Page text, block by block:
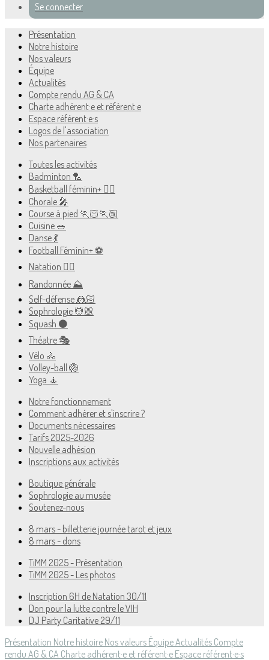
Se connecter
Présentation
Notre histoire
Nos valeurs
Équipe
Actualités
Compte rendu AG & CA
Charte adhérent·e et référent·e
Espace référent·e·s
Logos de l'association
Nos partenaires
Toutes les activités
Badminton 🏸
Basketball féminin+ ⛹🏻
Chorale 🎤
Course à pied 🏃🏻🏃🏼
Cuisine 🥗
Danse 💃
Football Féminin+ ⚽️
Natation 🏊🏻
Randonnée ⛰
Self-défense 🤼🏻
Sophrologie 💆🏼
Squash ⚫️
Théatre 🎭
Vélo 🚴
Volley-ball 🏐
Yoga 🧘
Notre fonctionnement
Comment adhérer et s'inscrire ?
Documents nécessaires
Tarifs 2025-2026
Nouvelle adhésion
Inscriptions aux activités
Boutique générale
Sophrologie au musée
Soutenez-nous
8 mars - billetterie journée tarot et jeux
8 mars - dons
TiMM 2025 - Présentation
TiMM 2025 - Les photos
Inscription 6H de Natation 30/11
Don pour la lutte contre le VIH
DJ Party Caritative 29/11
Présentation Notre histoire Nos valeurs ÉquipeActualités Compte
rendu AG & CA Charte adhérent·e et référent·e Espace référent·e·s